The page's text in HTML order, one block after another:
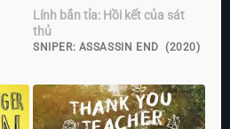
Lính bắn tỉa: Hồi kết của sát
thủ
SNIPER: ASSASSIN END (2020)